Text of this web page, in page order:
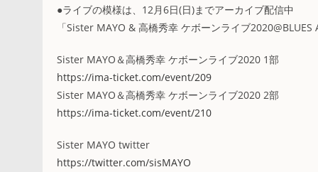
●ライブの模様は、12月6日(日)までアーカイブ配信中
「Sister MAYO & 高橋秀幸 ケボーンライブ2020@BLUES
Sister MAYO＆高橋秀幸 ケボーンライブ2020 1部
https://ima-ticket.com/event/209
Sister MAYO＆高橋秀幸 ケボーンライブ2020 2部
https://ima-ticket.com/event/210
Sister MAYO twitter
https://twitter.com/sisMAYO